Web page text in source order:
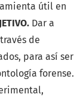
útil en
Dar a
de
para así ser
forense.